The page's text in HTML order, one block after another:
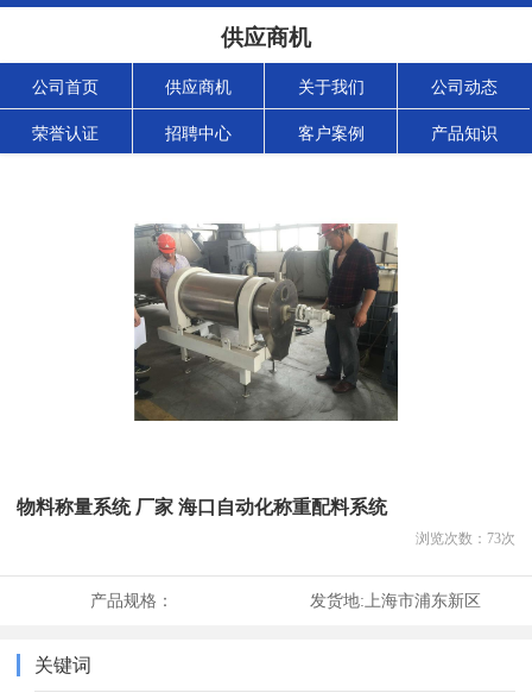
供应商机
公司首页 供应商机 关于我们 公司动态
荣誉认证 招聘中心 客户案例 产品知识
物料称量系统 厂家 海口自动化称重配料系统
浏览次数： 73次
产品规格： 发货地: 上海市浦东新区
关键词